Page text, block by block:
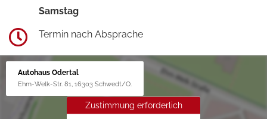
Samstag
Termin nach Absprache
Autohaus Odertal
Ehm-Welk-Str. 81, 16303 Schwedt/O.
Zustimmung erforderlich